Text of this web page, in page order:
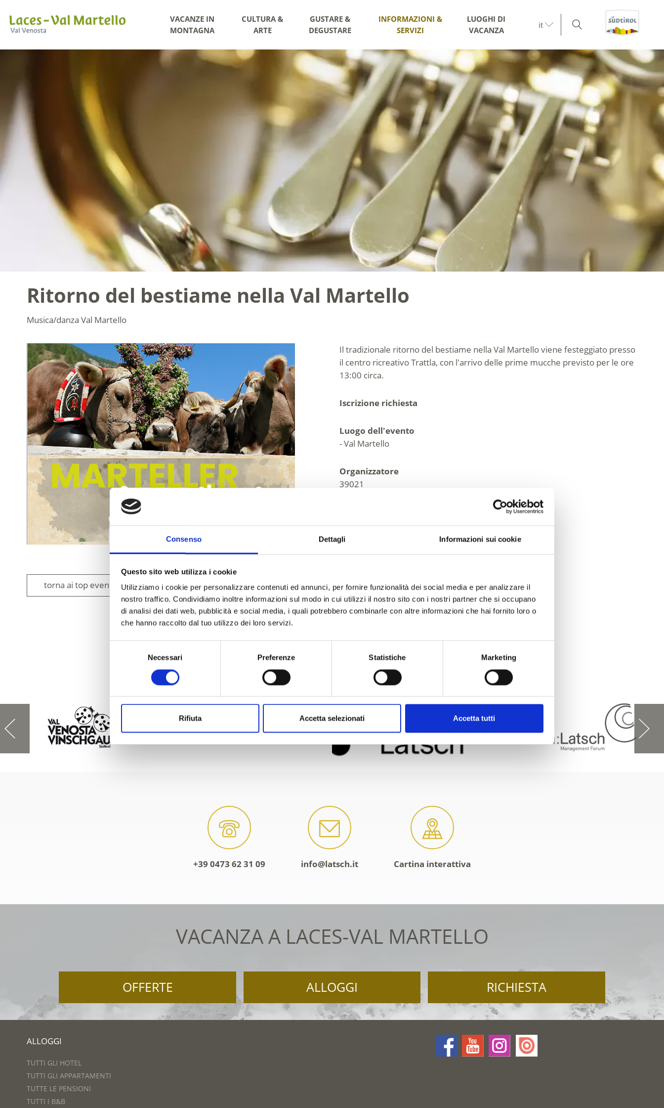
Consenso Dettagli Informazioni sui cookie
Questo sito web utilizza i cookie
Utilizziamo i cookie per personalizzare contenuti ed annunci, per fornire funzionalità dei social media e per analizzare il
nostro traffico. Condividiamo inoltre informazioni sul modo in cui utilizzi il nostro sito con i nostri partner che si occupano
di analisi dei dati web, pubblicità e social media, i quali potrebbero combinarle con altre informazioni che hai fornito loro o
che hanno raccolto dal tuo utilizzo dei loro servizi.
Necessari Preferenze Statistiche Marketing
Rifiuta Accetta selezionati Accetta tutti
VACANZE IN
MONTAGNA
CULTURA &
ARTE
GUSTARE &
DEGUSTARE
INFORMAZIONI &
SERVIZI
LUOGHI DI
VACANZA
it
Ritorno del bestiame nella Val Martello
Musica/danza Val Martello
Il tradizionale ritorno del bestiame nella Val Martello viene festeggiato presso
il centro ricreativo Trattla, con l'arrivo delle prime mucche previsto per le ore
13:00 circa.
Iscrizione richiesta
Luogo dell'evento
- Val Martello
Organizzatore
39021
Tel.+39 0473 623123
torna ai top eventi
IL CONTENUTO VI È STATO UTILE? Sì No
+39 0473 62 31 09 info@latsch.it Cartina interattiva
VACANZA A LACES-VAL MARTELLO
OFFERTE ALLOGGI RICHIESTA
ALLOGGI
TUTTI GLI HOTEL
TUTTI GLI APPARTAMENTI
TUTTE LE PENSIONI
TUTTI I B&B